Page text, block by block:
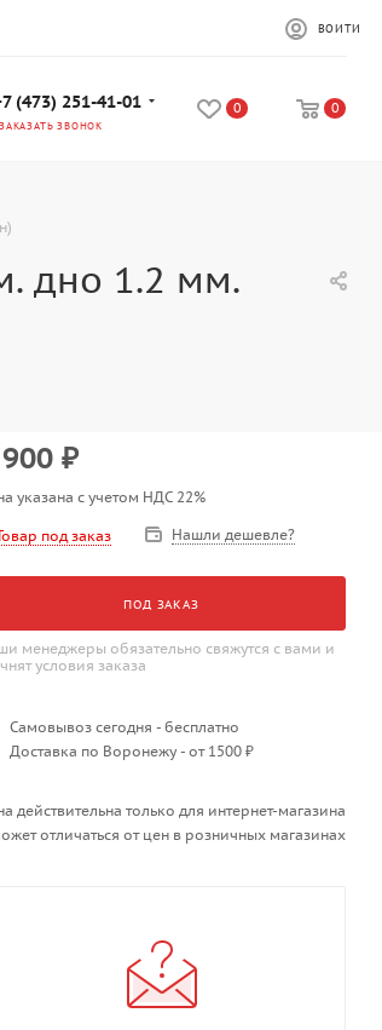
ВОЙТИ
(473) 251-41-01
ЗАКАЗАТЬ ЗВОНОК
0 0
дно 1.2 мм.
₽
указана с учетом НДС 22%
под заказ Нашли дешевле?
ПОД ЗАКАЗ
менеджеры обязательно свяжутся с вами и
условия заказа
Самовывоз сегодня - бесплатно
Доставка по Воронежу - от 1500 ₽
действительна только для интернет-магазина
отличаться от цен в розничных магазинах